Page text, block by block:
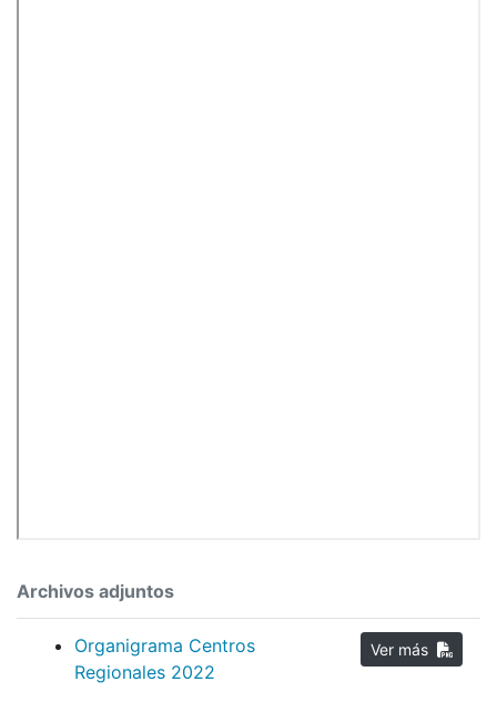
Archivos adjuntos
Organigrama Centros
Regionales 2022